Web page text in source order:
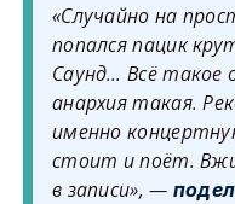
«Случайно на
попался пацик
Саунд… Всё такое
анархия такая.
именно
стоит и поёт.
в записи», —